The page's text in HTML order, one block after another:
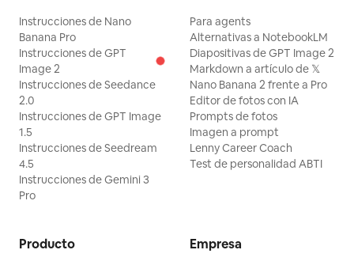
Instrucciones de Nano
Banana Pro
Instrucciones de GPT
Image 2
Instrucciones de Seedance
2.0
Instrucciones de GPT Image
1.5
Instrucciones de Seedream
4.5
Instrucciones de Gemini 3
Pro
Para agents
Alternativas a NotebookLM
Diapositivas de GPT Image 2
Markdown a artículo de 𝕏
Nano Banana 2 frente a Pro
Editor de fotos con IA
Prompts de fotos
Imagen a prompt
Lenny Career Coach
Test de personalidad ABTI
Producto Empresa